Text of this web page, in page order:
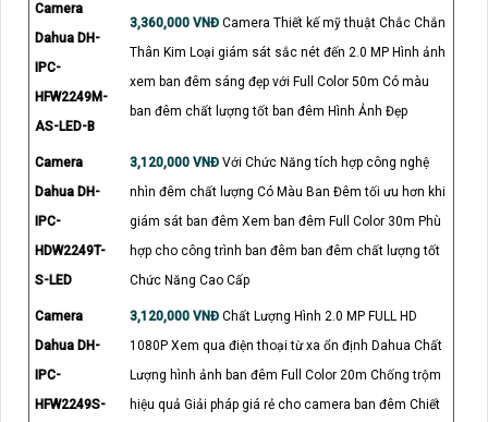
Camera
Dahua DH-
IPC-
HFW2249M-
AS-LED-B
3,360,000 VNĐ Camera Thiết kế mỹ thuật Chắc Chắn
Thân Kim Loại giám sát sắc nét đến 2.0 MP Hình ảnh
xem ban đêm sáng đẹp với Full Color 50m Có màu
ban đêm chất lượng tốt ban đêm Hình Ảnh Đẹp
Camera
Dahua DH-
IPC-
HDW2249T-
S-LED
3,120,000 VNĐ Với Chức Năng tích hợp công nghệ
nhìn đêm chất lượng Có Màu Ban Đêm tối ưu hơn khi
giám sát ban đêm Xem ban đêm Full Color 30m Phù
hợp cho công trình ban đêm ban đêm chất lượng tốt
Chức Năng Cao Cấp
Camera
Dahua DH-
IPC-
HFW2249S-
3,120,000 VNĐ Chất Lượng Hình 2.0 MP FULL HD
1080P Xem qua điện thoại từ xa ổn định Dahua Chất
Lượng hình ảnh ban đêm Full Color 20m Chống trộm
hiệu quả Giải pháp giá rẻ cho camera ban đêm Chiết